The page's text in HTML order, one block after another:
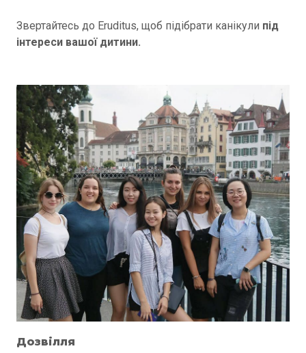
Звертайтесь до Eruditus, щоб підібрати канікули під
інтереси вашої дитини.
Дозвілля